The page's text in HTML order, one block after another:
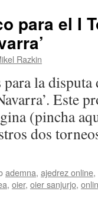
para el I
Razkin
la
Este
(pincha
dos
ademna, ajedrez online,
, oier, oier sanjurjo,